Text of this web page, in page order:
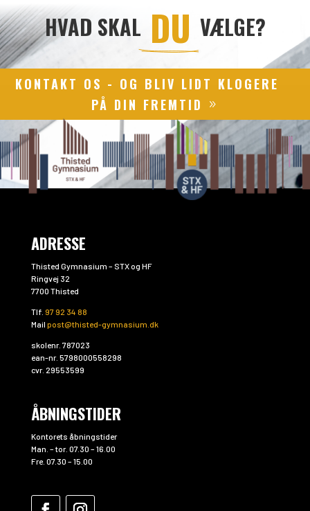
HVAD SKAL DU VÆLGE?
KONTAKT OS - OG BLIV LIDT KLOGERE
PÅ DIN FREMTID
ADRESSE
Thisted Gymnasium – STX og HF
Ringvej 32
7700 Thisted
Tlf. 97 92 34 88
Mail post@thisted-gymnasium.dk
skolenr. 787023
ean-nr. 5798000558298
cvr. 29553599
ÅBNINGSTIDER
Kontorets åbningstider
Man. – tor. 07.30 – 16.00
Fre. 07.30 – 15.00